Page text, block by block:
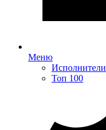
Меню
Исполнители
Топ 100